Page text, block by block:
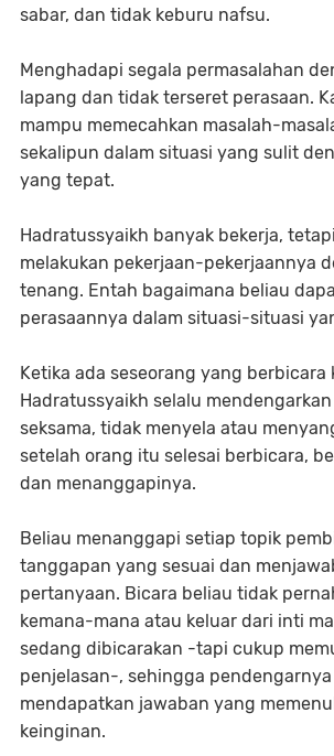
sabar, dan tidak keburu nafsu.
Menghadapi segala permasalahan
lapang dan tidak terseret perasaan.
mampu memecahkan masalah-
sekalipun dalam situasi yang sulit
yang tepat.
Hadratussyaikh banyak bekerja,
melakukan pekerjaan-pekerjaannya
tenang. Entah bagaimana beliau
perasaannya dalam situasi-situasi
Ketika ada seseorang yang berbicara
Hadratussyaikh selalu
seksama, tidak menyela atau
setelah orang itu selesai berbicara,
dan menanggapinya.
Beliau menanggapi setiap topik
tanggapan yang sesuai dan
pertanyaan. Bicara beliau tidak
kemana-mana atau keluar dari inti
sedang dibicarakan -tapi cukup
penjelasan-, sehingga
mendapatkan jawaban yang
keinginan.